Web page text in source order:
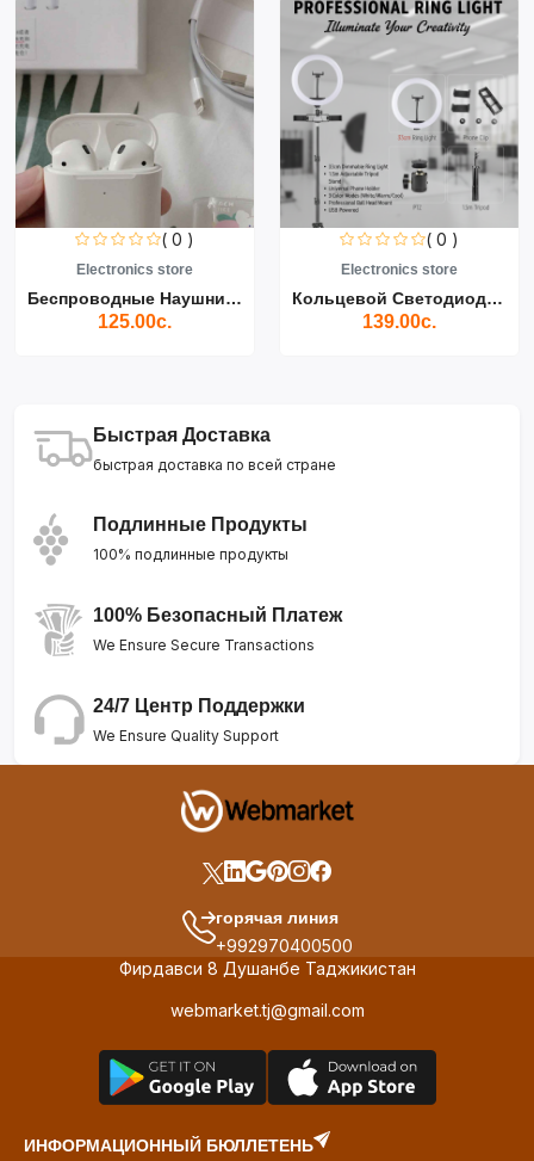
( 0 )
Electronics store
Беспроводные Наушники Air...
125.00с.
( 0 )
Electronics store
Кольцевой Светодиодный Св...
139.00с.
Быстрая Доставка
быстрая доставка по всей стране
Подлинные Продукты
100% подлинные продукты
100% Безопасный Платеж
We Ensure Secure Transactions
24/7 Центр Поддержки
We Ensure Quality Support
горячая линия
+992970400500
Фирдавси 8 Душанбе Таджикистан
webmarket.tj@gmail.com
ИНФОРМАЦИОННЫЙ БЮЛЛЕТЕНЬ